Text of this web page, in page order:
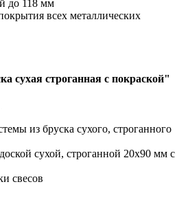
до 118 мм
всех металлических
сухая строганная с покраской"
из бруска сухого, строганного
сухой, строганной 20х90 мм с
свесов